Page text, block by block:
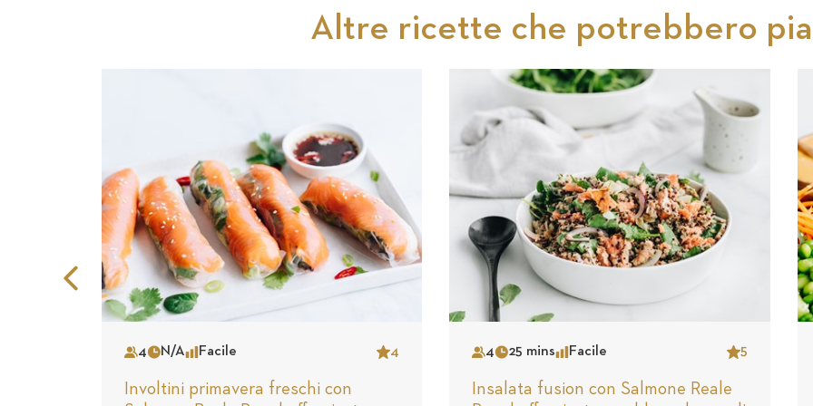
Altre ricette che potrebbero
Serves
4Time
N/AComplexity
Facile 4
Star
Involtini primavera freschi con
Serves
4Time25 minsComplexity
Facile 5
Star
Insalata fusion con Salmone Reale
Previous
Slide